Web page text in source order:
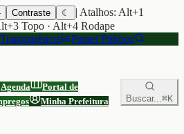
Contraste ☾
| Atalhos: Alt+1
Topo · Alt+4 Rodape
Transparência Painel Público
Agenda
Portal de
Minha Prefeitura Buscar...⌘K